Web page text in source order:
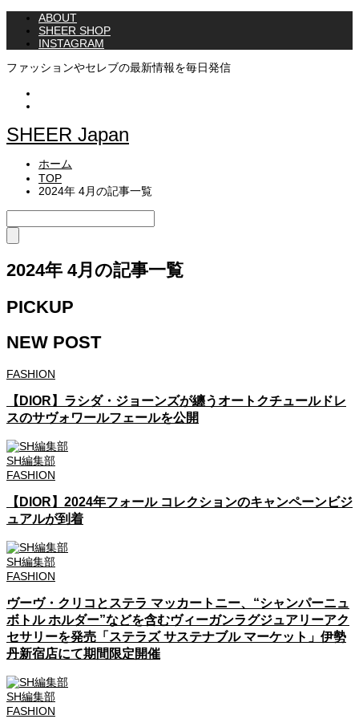
ABOUT
SHEER SHOP
INSTAGRAM
ファッションやセレブの最新情報を毎日発信
SHEER Japan
ホーム
TOP
2024年 4月の記事一覧
2024年 4月の記事一覧
PICKUP
NEW POST
FASHION
【DIOR】ラシダ・ジョーンズが纏うオートクチュールドレ
スのサヴォワールフェールを公開
SH編集部
FASHION
【DIOR】2024年フォール コレクションのキャンペーンビジ
ュアルが到着
SH編集部
FASHION
ヴーヴ・クリコとステラ マッカートニー、“シャンパーニュ
ボトル ホルダー”などを含むヴィーガンラグジュアリーアク
セサリーを発売「ステラズ サステナブル マーケット」伊勢
丹新宿店にて期間限定開催
SH編集部
FASHION